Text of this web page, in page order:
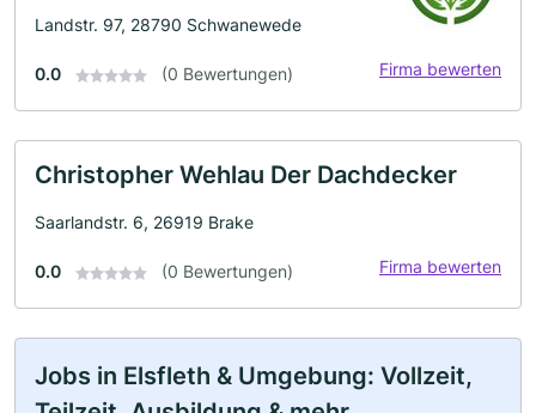
Landstr. 97, 28790 Schwanewede
0.0 (0 Bewertungen) Firma bewerten
Christopher Wehlau Der Dachdecker
Saarlandstr. 6, 26919 Brake
0.0 (0 Bewertungen) Firma bewerten
Jobs in Elsfleth & Umgebung: Vollzeit,